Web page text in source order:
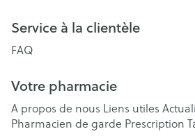
Service à la clientèle
FAQ
Votre pharmacie
A propos de nous Liens utiles
Pharmacien de garde Prescription